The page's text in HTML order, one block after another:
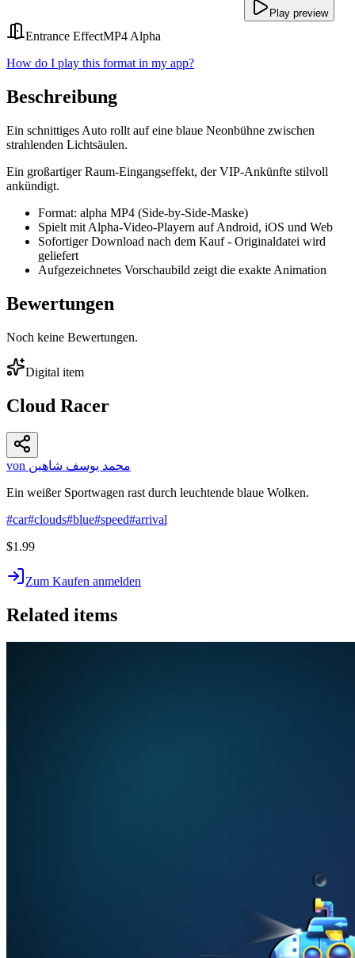
Play preview
Entrance EffectMP4 Alpha
How do I play this format in my app?
Beschreibung
Ein schnittiges Auto rollt auf eine blaue Neonbühne zwischen
strahlenden Lichtsäulen.
Ein großartiger Raum-Eingangseffekt, der VIP-Ankünfte stilvoll
ankündigt.
Format: alpha MP4 (Side-by-Side-Maske)
Spielt mit Alpha-Video-Playern auf Android, iOS und Web
Sofortiger Download nach dem Kauf - Originaldatei wird
geliefert
Aufgezeichnetes Vorschaubild zeigt die exakte Animation
Bewertungen
Noch keine Bewertungen.
Digital item
Cloud Racer
von محمد يوسف شاهين
Ein weißer Sportwagen rast durch leuchtende blaue Wolken.
#car#clouds#blue#speed#arrival
$1.99
Zum Kaufen anmelden
Related items